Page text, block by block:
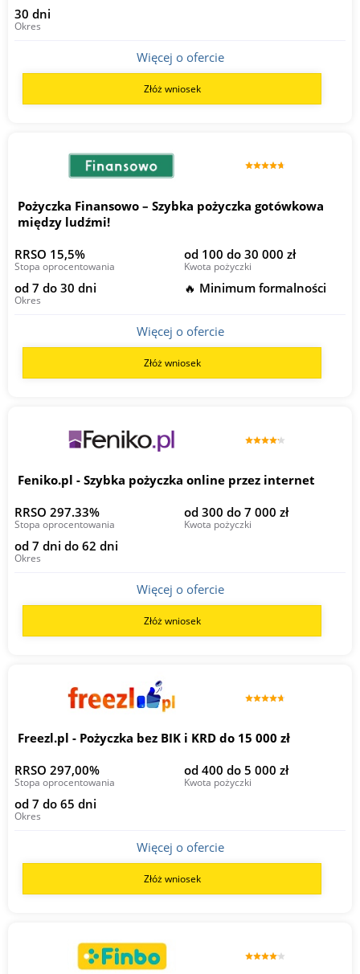
30 dni
Okres
Więcej o ofercie
Złóż wniosek
Pożyczka Finansowo – Szybka pożyczka gotówkowa
między ludźmi!
RRSO 15,5%
Stopa oprocentowania
od 100 do 30 000 zł
Kwota pożyczki
od 7 do 30 dni
Okres
🔥 Minimum formalności
Więcej o ofercie
Złóż wniosek
Feniko.pl - Szybka pożyczka online przez internet
RRSO 297.33%
Stopa oprocentowania
od 300 do 7 000 zł
Kwota pożyczki
od 7 dni do 62 dni
Okres
Więcej o ofercie
Złóż wniosek
Freezl.pl - Pożyczka bez BIK i KRD do 15 000 zł
RRSO 297,00%
Stopa oprocentowania
od 400 do 5 000 zł
Kwota pożyczki
od 7 do 65 dni
Okres
Więcej o ofercie
Złóż wniosek